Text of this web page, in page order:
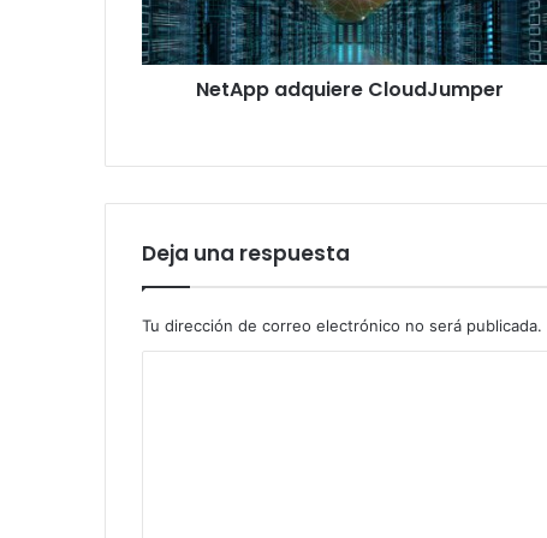
NetApp adquiere CloudJumper
Deja una respuesta
Tu dirección de correo electrónico no será publicada.